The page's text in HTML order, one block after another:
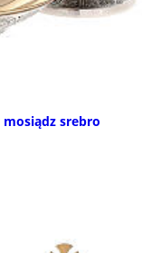
mosiądz srebro